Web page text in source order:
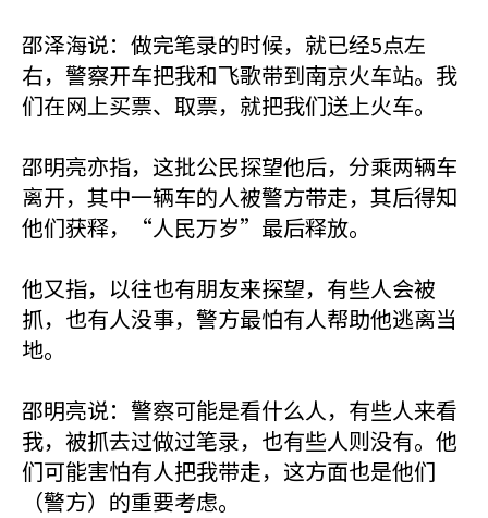
邵泽海说：做完笔录的时候，就已经5点左
右，警察开车把我和飞歌带到南京火车站。我
们在网上买票、取票，就把我们送上火车。
邵明亮亦指，这批公民探望他后，分乘两辆车
离开，其中一辆车的人被警方带走，其后得知
他们获释，“人民万岁”最后释放。
他又指，以往也有朋友来探望，有些人会被
抓，也有人没事，警方最怕有人帮助他逃离当
地。
邵明亮说：警察可能是看什么人，有些人来看
我，被抓去过做过笔录，也有些人则没有。他
们可能害怕有人把我带走，这方面也是他们
（警方）的重要考虑。